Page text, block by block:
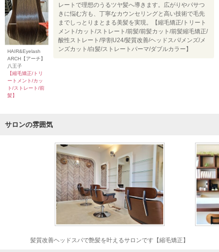
HAIR&Eyelash
ARCH【アーチ】
八王子
【縮毛矯正/トリ
ートメント/カッ
ト/ストレート/前
髪】
レートで理想のうるツヤ髪へ導きます。広がりやパサつ
きに悩む方も、丁寧なカウンセリングと高い技術で毛先
までしっとりまとまる美髪を実現。【縮毛矯正/トリート
メント/カット/ストレート/前髪/前髪カット/前髪縮毛矯正/
酸性ストレート/学割U24/髪質改善/ヘッドスパ/メンズ/メ
ンズカット/白髪/ストレートパーマ/ダブルカラー】
サロンの雰囲気
髪質改善ヘッドスパで艶髪を叶えるサロンです【縮毛矯正】